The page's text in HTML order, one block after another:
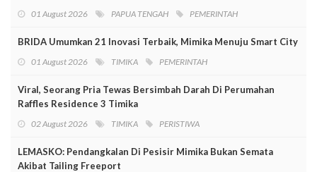
01 August 2026 PAPUA TENGAH PEMERINTAH
BRIDA Umumkan 21 Inovasi Terbaik, Mimika Menuju Smart City
01 August 2026 TIMIKA PEMERINTAH
Viral, Seorang Pria Tewas Bersimbah Darah Di Perumahan
Raffles Residence 3 Timika
02 August 2026 TIMIKA PERISTIWA
LEMASKO: Pendangkalan Di Pesisir Mimika Bukan Semata
Akibat Tailing Freeport